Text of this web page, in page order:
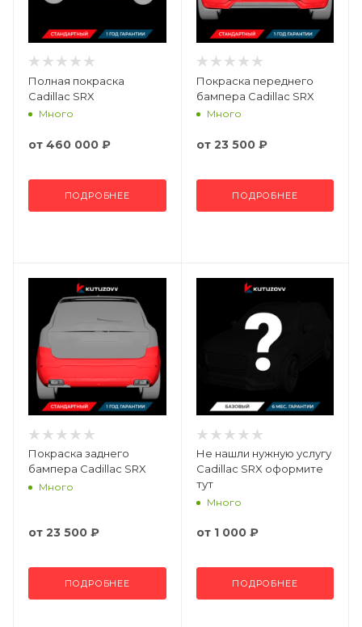
Полная покраска
Cadillac SRX
Много
от 460 000 ₽
ПОДРОБНЕЕ
Покраска переднего
бампера Cadillac SRX
Много
от 23 500 ₽
ПОДРОБНЕЕ
Покраска заднего
бампера Cadillac SRX
Много
от 23 500 ₽
ПОДРОБНЕЕ
Не нашли нужную услугу
Cadillac SRX оформите
тут
Много
от 1 000 ₽
ПОДРОБНЕЕ